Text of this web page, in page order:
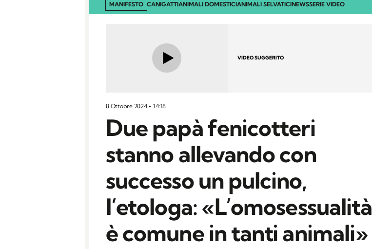
MANIFESTO CANIGATTIANIMALI DOMESTICIANIMALI SELVATICINEWSSERIE VIDEO
VIDEO SUGGERITO
8 Ottobre 2024 14:18
Due papà fenicotteri
stanno allevando con
successo un pulcino,
l’etologa: «L’omosessualità
è comune in tanti animali»